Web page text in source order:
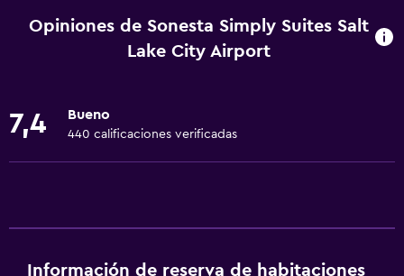
Wifi disponible en todas las instalaciones
Alarma de humo
Calefacción
Nevera
Opiniones de Sonesta Simply Suites Salt
Lake City Airport
7,4 Bueno
440 calificaciones verificadas
Información de reserva de habitaciones